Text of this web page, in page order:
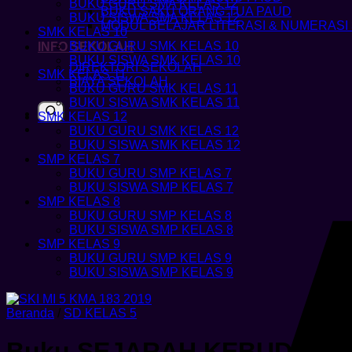
BUKU SAKU ORANG TUA PAUD
MODUL BELAJAR LITERASI & NUMERASI
INFO SEKOLAH
DIREKTORI SEKOLAH
BIAYA SEKOLAH
BUKU GURU SMA KELAS 12
BUKU SISWA SMA KELAS 12
SMK KELAS 10
BUKU GURU SMK KELAS 10
BUKU SISWA SMK KELAS 10
SMK KELAS 11
BUKU GURU SMK KELAS 11
BUKU SISWA SMK KELAS 11
SMK KELAS 12
BUKU GURU SMK KELAS 12
BUKU SISWA SMK KELAS 12
SMP KELAS 7
BUKU GURU SMP KELAS 7
BUKU SISWA SMP KELAS 7
SMP KELAS 8
BUKU GURU SMP KELAS 8
BUKU SISWA SMP KELAS 8
SMP KELAS 9
BUKU GURU SMP KELAS 9
BUKU SISWA SMP KELAS 9
Beranda / SD KELAS 5